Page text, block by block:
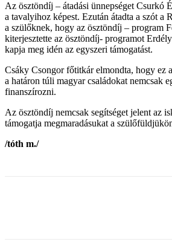
Az ösztöndíj – átadási ünnepséget Csurkó
a tavalyihoz képest. Ezután átadta a szót
a szülőknek, hogy az ösztöndíj – program
kiterjesztette az ösztöndíj- programot
kapja meg idén az egyszeri támogatást.
Csáky Csongor főtitkár elmondta, hogy ez
a határon túli magyar családokat nemcsak
finanszírozni.
Az ösztöndíj nemcsak segítséget jelent az
támogatja megmaradásukat a
/tóth m./